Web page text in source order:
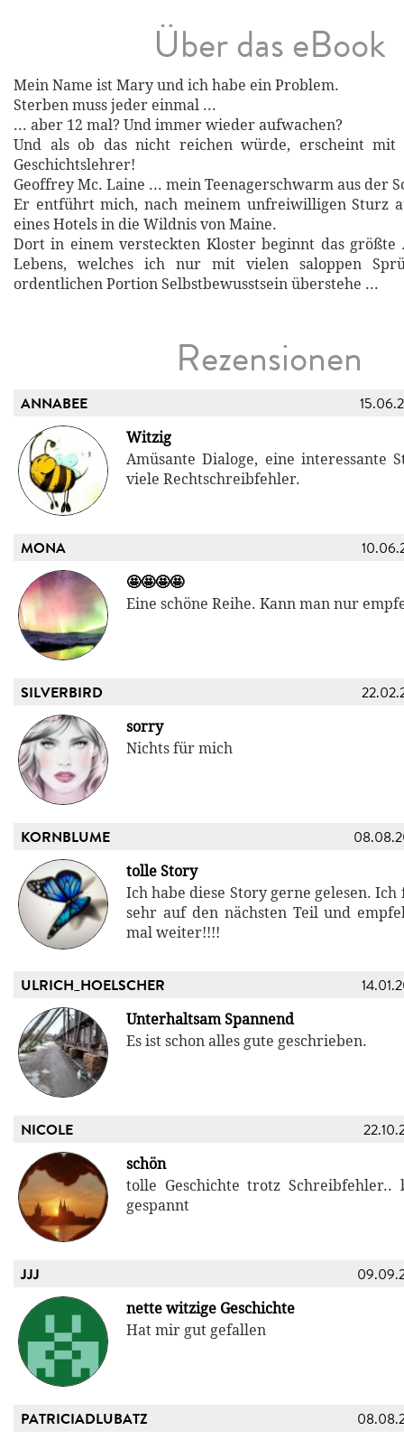
Über das eBook
Mein Name ist Mary und ich habe ein Problem.
Sterben muss jeder einmal ...
... aber 12 mal? Und immer wieder aufwachen?
Und als ob das nicht reichen würde, erscheint
Geschichtslehrer!
Geoffrey Mc. Laine ... mein Teenagerschwarm aus der
Er entführt mich, nach meinem unfreiwilligen Sturz
eines Hotels in die Wildnis von Maine.
Dort in einem versteckten Kloster beginnt das größte
Lebens, welches ich nur mit vielen saloppen
ordentlichen Portion Selbstbewusstsein überstehe ...
Rezensionen
ANNABEE
Witzig
Amüsante Dialoge, eine interessante
viele Rechtschreibfehler.
MONA
🤩🤩🤩🤩
Eine schöne Reihe. Kann man nur
SILVERBIRD
sorry
Nichts für mich
KORNBLUME
tolle Story
Ich habe diese Story gerne gelesen.
sehr auf den nächsten Teil und
mal weiter!!!!
ULRICH_HOELSCHER
Unterhaltsam Spannend
Es ist schon alles gute geschrieben.
NICOLE
schön
tolle Geschichte trotz Schreibfehler..
gespannt
JJJ
nette witzige Geschichte
Hat mir gut gefallen
PATRICIADLUBATZ